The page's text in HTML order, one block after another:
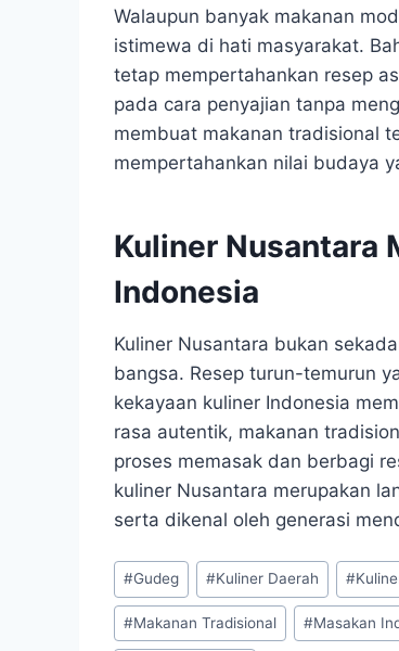
Walaupun banyak makanan
istimewa di hati masyarakat.
tetap mempertahankan resep
pada cara penyajian tanpa
membuat makanan tradisional
mempertahankan nilai budaya
Kuliner Nusantara
Indonesia
Kuliner Nusantara bukan
bangsa. Resep turun-temurun
kekayaan kuliner Indonesia
rasa autentik, makanan
proses memasak dan berbagi
kuliner Nusantara merupakan
serta dikenal oleh generasi
Post
Tags:
#Gudeg #Kuliner Daerah #
#Makanan Tradisional #Masakan